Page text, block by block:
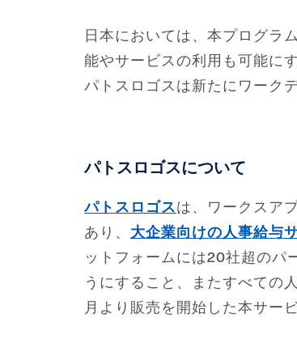
日本においては、本プログラ
能やサービスの利用も可能に
パトスロゴスは新たにワーク
パトスロゴスについて
パトスロゴスは、ワークスア
あり、 大企業向けの人事給与
ットフォームには20社超のパ
うにすること、またすべての
月より販売を開始した本サー